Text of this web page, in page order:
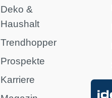
Deko &
Haushalt
Trendhopper
Prospekte
Karriere